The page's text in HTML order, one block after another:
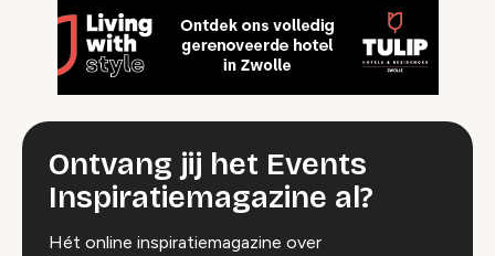
Ontvang jij het Events
Inspiratiemagazine al?
Hét online inspiratiemagazine over